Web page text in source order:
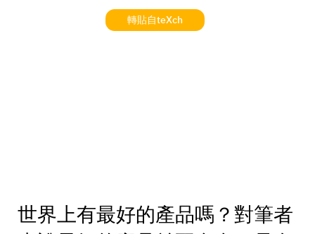
轉貼自teXch
世界上有最好的產品嗎？對筆者